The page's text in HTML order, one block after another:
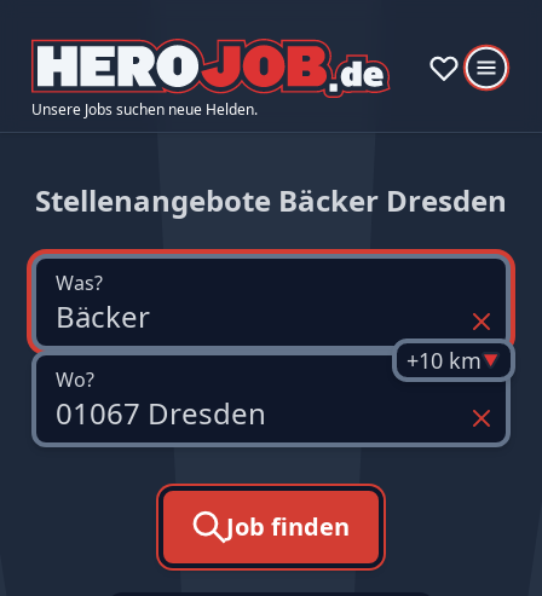
Unsere Jobs suchen neue Helden.
Stellenangebote Bäcker Dresden
Was?
Wo?
+10 km
Job finden